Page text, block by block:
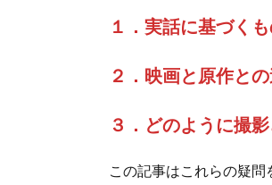
１．実話に基づく
２．映画と原作と
３．どのように撮
この記事はこれらの疑